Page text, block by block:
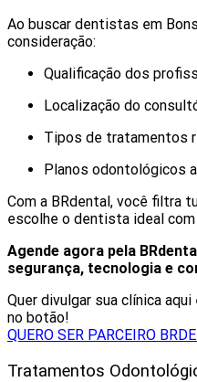
Ao buscar dentistas em
consideração:
Qualificação dos
Localização do
Tipos de tratamentos
Planos odontológicos
Com a BRdental, você filtra
escolhe o dentista ideal
Agende agora pela
segurança, tecnologia e
Quer divulgar sua clínica
no botão!
QUERO SER PARCEIRO
Tratamentos